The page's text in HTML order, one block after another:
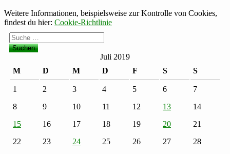
Weitere Informationen, beispielsweise zur Kontrolle von Cookies,
findest du hier: Cookie-Richtlinie
Suche
nach:
Juli 2019
M
D M D F S S
1 2 3 4 5 6
7
8
9 10 11 12 13
14
15
16 17 18 19 20
21
22
23 24 25 26 27
28